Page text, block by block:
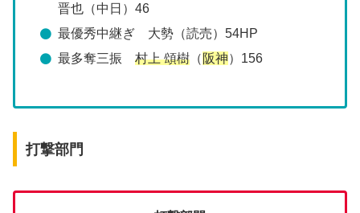
晋也（中日）46
最優秀中継ぎ 大勢（読売）54HP
最多奪三振村上 頌樹 （ 阪神）156
打撃部門